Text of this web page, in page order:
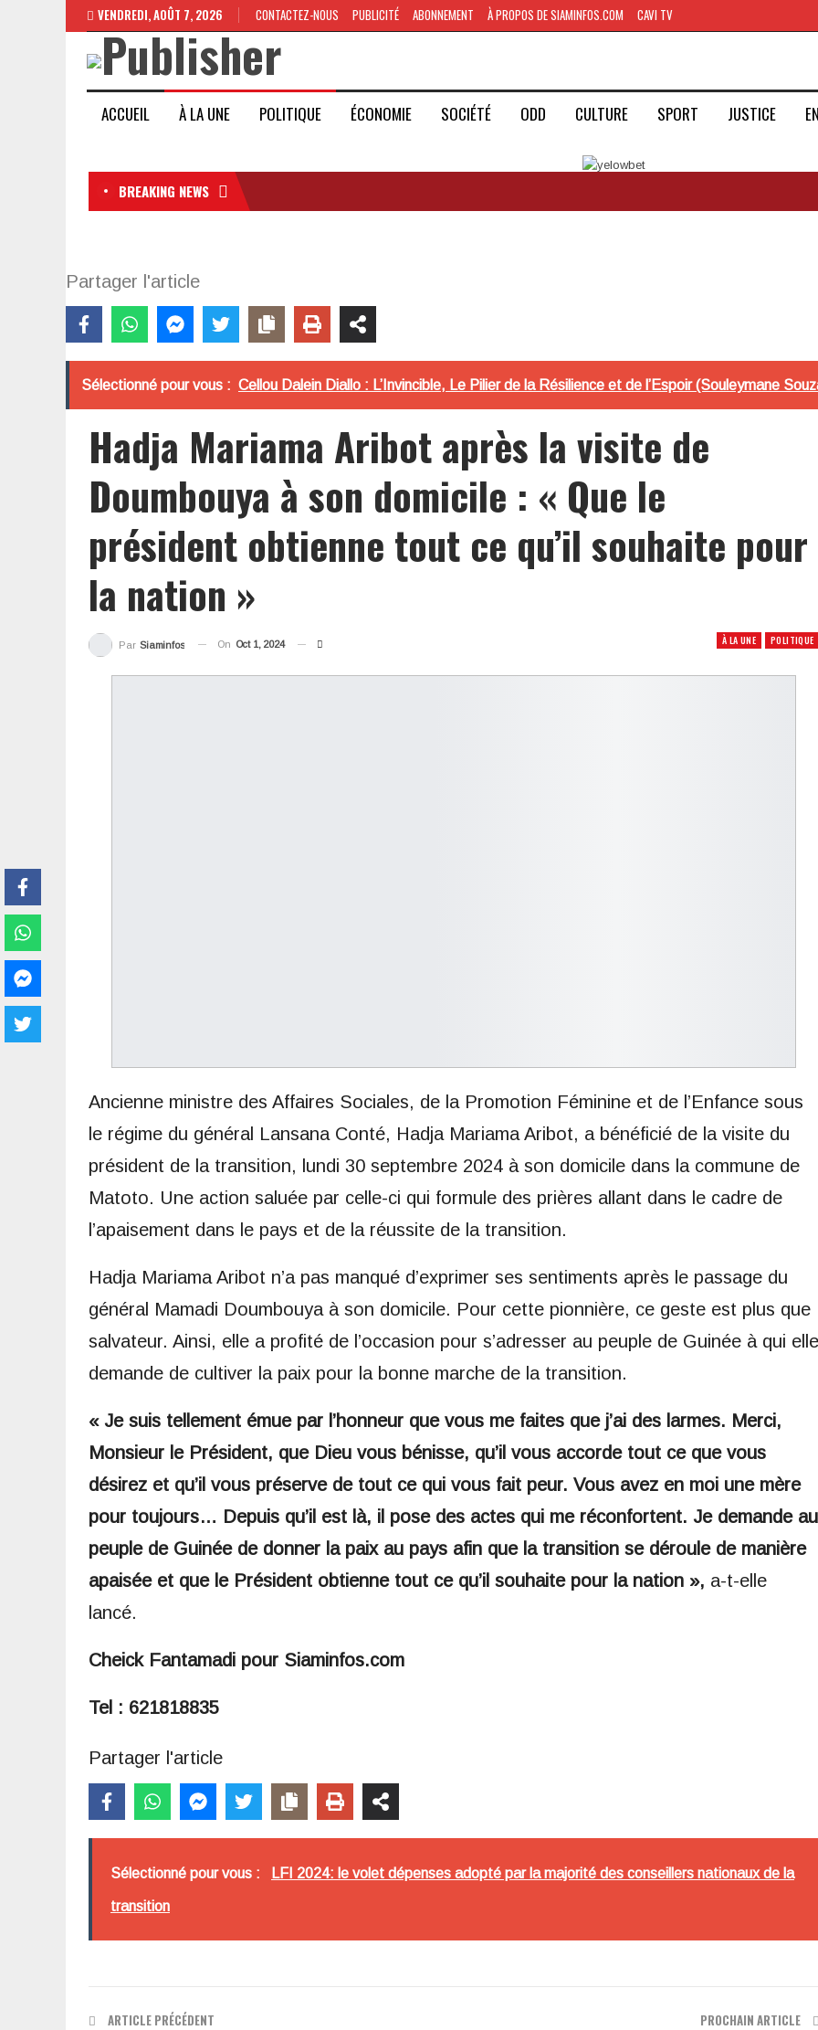
VENDREDI, AOÛT 7, 2026 CONTACTEZ-NOUS PUBLICITÉ ABONNEMENT À PROPOS DE SIAMINFOS.COM CAVI TV
ACCUEIL À LA UNE POLITIQUE ÉCONOMIE SOCIÉTÉ ODD CULTURE SPORT JUSTICE
BREAKING NEWS
Partager l'article
Sélectionné pour vous : Cellou Dalein Diallo : L’Invincible, Le Pilier de la Résilience et de l’Espoir (Souleymane
Hadja Mariama Aribot après la visite de
Doumbouya à son domicile : « Que le
président obtienne tout ce qu’il souhaite pour
la nation »
À LA UNE POLITIQUE
Par Siaminfos On Oct 1, 2024
Ancienne ministre des Affaires Sociales, de la Promotion Féminine et de l’Enfance sous
le régime du général Lansana Conté, Hadja Mariama Aribot, a bénéficié de la visite du
président de la transition, lundi 30 septembre 2024 à son domicile dans la commune de
Matoto. Une action saluée par celle-ci qui formule des prières allant dans le cadre de
l’apaisement dans le pays et de la réussite de la transition.
Hadja Mariama Aribot n’a pas manqué d’exprimer ses sentiments après le passage du
général Mamadi Doumbouya à son domicile. Pour cette pionnière, ce geste est plus que
salvateur. Ainsi, elle a profité de l’occasion pour s’adresser au peuple de Guinée à qui elle
demande de cultiver la paix pour la bonne marche de la transition.
« Je suis tellement émue par l’honneur que vous me faites que j’ai des larmes. Merci,
Monsieur le Président, que Dieu vous bénisse, qu’il vous accorde tout ce que vous
désirez et qu’il vous préserve de tout ce qui vous fait peur. Vous avez en moi une mère
pour toujours… Depuis qu’il est là, il pose des actes qui me réconfortent. Je demande au
peuple de Guinée de donner la paix au pays afin que la transition se déroule de manière
apaisée et que le Président obtienne tout ce qu’il souhaite pour la nation », a-t-elle
lancé.
Cheick Fantamadi pour Siaminfos.com
Tel : 621818835
Partager l'article
Sélectionné pour vous : LFI 2024: le volet dépenses adopté par la majorité des conseillers nationaux de la
transition
ARTICLE PRÉCÉDENT PROCHAIN ARTICLE